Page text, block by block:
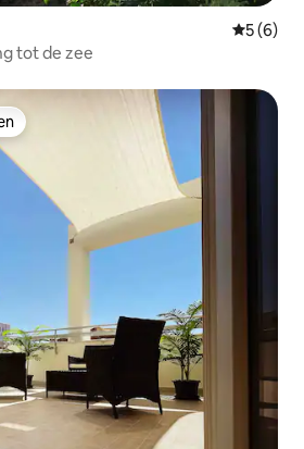
5 (6)
tot de zee